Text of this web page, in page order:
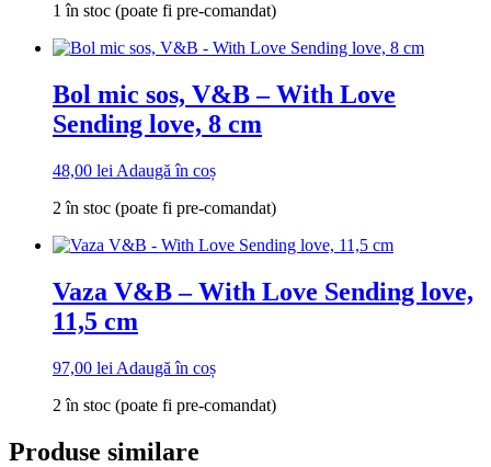
1 în stoc (poate fi pre-comandat)
Bol mic sos, V&B – With Love
Sending love, 8 cm
48,00 lei Adaugă în coș
2 în stoc (poate fi pre-comandat)
Vaza V&B – With Love Sending love,
11,5 cm
97,00 lei Adaugă în coș
2 în stoc (poate fi pre-comandat)
Produse similare